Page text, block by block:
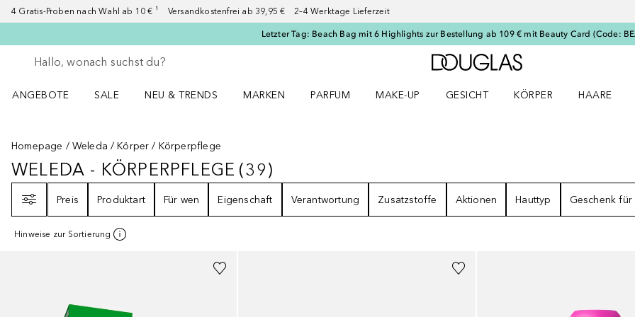
4 Gratis-Proben nach Wahl ab 10 € ¹ Versandkostenfrei ab 39,95 € 2–4 Werktage Lieferzeit
Letzter Tag: Beach Bag mit 6 Highlights zur Bestellung ab 109 € mit Beauty Card (Code:
Gehe zurück
Suche ausführen
Zur Douglas Startseite
ANGEBOTE
SALE
NEU & TRENDS
MARKEN
PARFUM
MAKE-UP
GESICHT
KÖRPER
HAARE
Homepage Weleda Körper Körperpflege
WELEDA - KÖRPERPFLEGE39ERGEBNISSE
WELEDA - KÖRPERPFLEGE (39)
Preis
Produktart Für wen Eigenschaft Verantwortung Zusatzstoffe Aktionen Hauttyp Geschenk für
Hinweise zur Sortierung